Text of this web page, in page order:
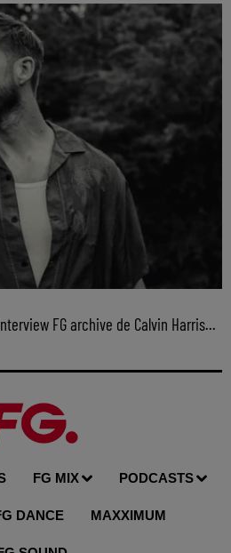
FG archive de Calvin Harris...
FG MIX PODCASTS
DANCE MAXXIMUM